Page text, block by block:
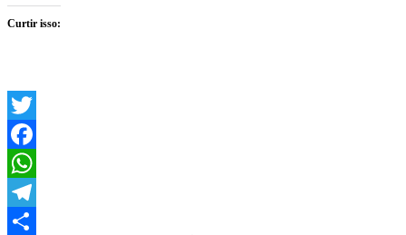
Curtir isso:
Twitter
Facebook
WhatsApp
Telegram